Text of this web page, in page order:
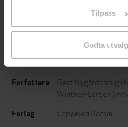
Tilpass
Godta
LYDBOK
Forfattere Gert Nygårdshaug
Winther-Larsen
Forlag Cappelen Damm